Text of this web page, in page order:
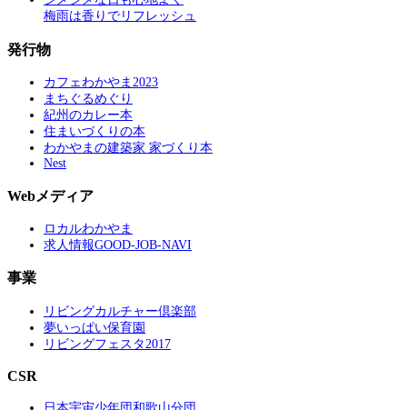
梅雨は香りでリフレッシュ
発行物
カフェわかやま2023
まちぐるめぐり
紀州のカレー本
住まいづくりの本
わかやまの建築家 家づくり本
Nest
Webメディア
ロカルわかやま
求人情報GOOD-JOB-NAVI
事業
リビングカルチャー倶楽部
夢いっぱい保育園
リビングフェスタ2017
CSR